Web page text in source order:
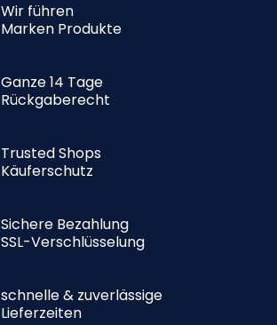
Wir führen
Marken Produkte
Ganze 14 Tage
Rückgaberecht
Trusted Shops
Käuferschutz
Sichere Bezahlung
SSL-Verschlüsselung
schnelle & zuverlässige
Lieferzeiten